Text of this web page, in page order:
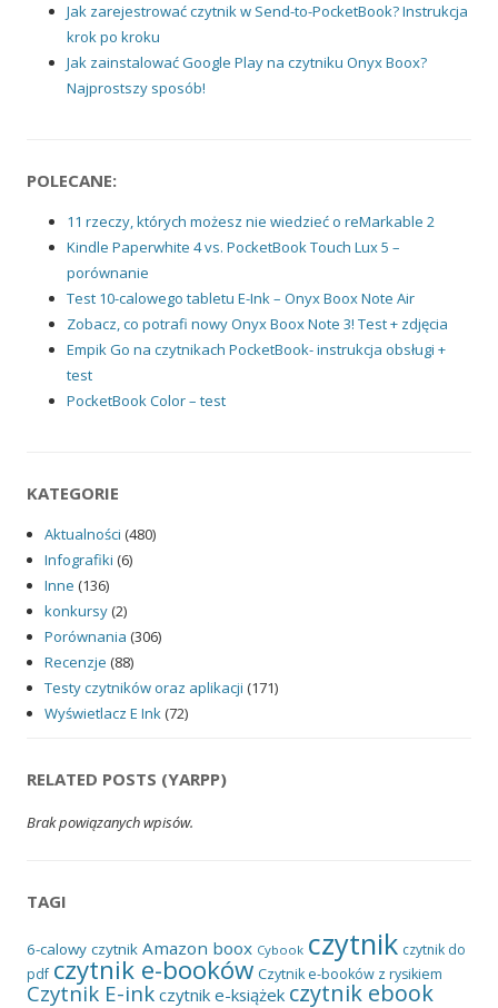
Jak zarejestrować czytnik w Send-to-PocketBook? Instrukcja
krok po kroku
Jak zainstalować Google Play na czytniku Onyx Boox?
Najprostszy sposób!
POLECANE:
11 rzeczy, których możesz nie wiedzieć o reMarkable 2
Kindle Paperwhite 4 vs. PocketBook Touch Lux 5 –
porównanie
Test 10-calowego tabletu E-Ink – Onyx Boox Note Air
Zobacz, co potrafi nowy Onyx Boox Note 3! Test + zdjęcia
Empik Go na czytnikach PocketBook- instrukcja obsługi +
test
PocketBook Color – test
KATEGORIE
Aktualności (480)
Infografiki (6)
Inne (136)
konkursy(2)
Porównania (306)
Recenzje (88)
Testy czytników oraz aplikacji (171)
Wyświetlacz E Ink(72)
RELATED POSTS (YARPP)
Brak powiązanych wpisów.
TAGI
6-calowy czytnik Amazon boox Cybook czytnik czytnik do
pdf czytnik e-booków Czytnik e-booków z rysikiem
Czytnik E-ink czytnik e-książek czytnik ebook